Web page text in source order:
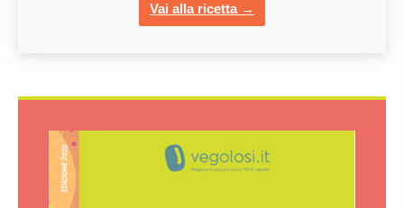
Vai alla ricetta →